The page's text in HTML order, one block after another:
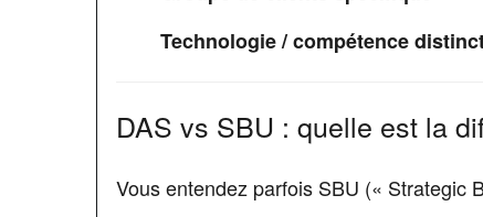
Technologie / compétence
DAS vs SBU : quelle est la
Vous entendez parfois SBU (« Strategic